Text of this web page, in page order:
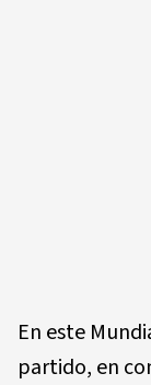
En este
partido, en